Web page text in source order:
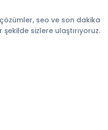
seo ve son dakika
şekilde sizlere ulaştırıyoruz.